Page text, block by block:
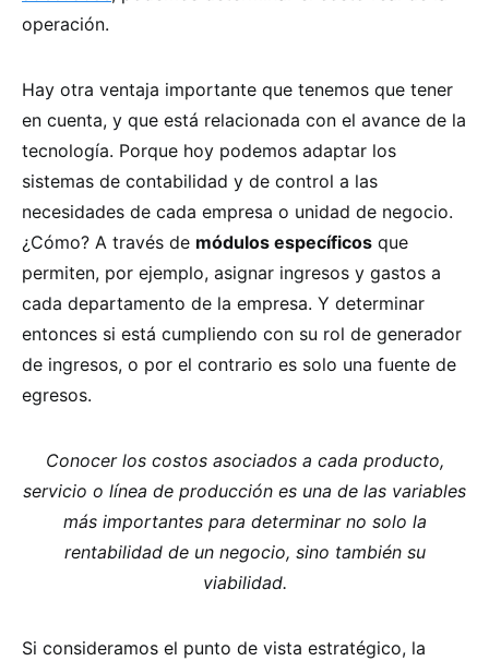
operación.
Hay otra ventaja importante que tenemos que tener
en cuenta, y que está relacionada con el avance de la
tecnología. Porque hoy podemos adaptar los
sistemas de contabilidad y de control a las
necesidades de cada empresa o unidad de negocio.
¿Cómo? A través de módulos específicos que
permiten, por ejemplo, asignar ingresos y gastos a
cada departamento de la empresa. Y determinar
entonces si está cumpliendo con su rol de generador
de ingresos, o por el contrario es solo una fuente de
egresos.
Conocer los costos asociados a cada producto,
servicio o línea de producción es una de las variables
más importantes para determinar no solo la
rentabilidad de un negocio, sino también su
viabilidad.
Si consideramos el punto de vista estratégico, la